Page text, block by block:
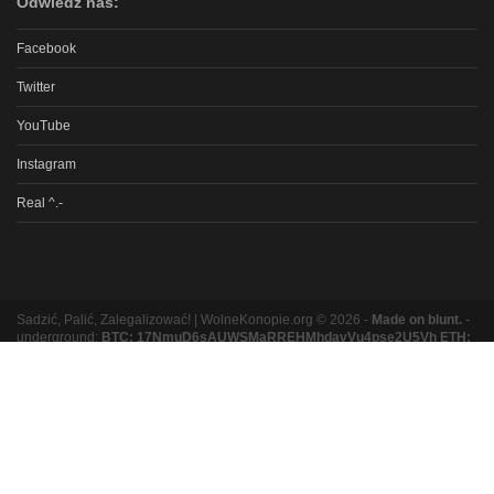
Facebook
Twitter
YouTube
Instagram
Real ^.-
Sadzić, Palić, Zalegalizować! | WolneKonopie.org © 2026 - Made on blunt. -
underground: BTC: 17NmuD6sAUWSMaRREHMhdavVu4pse2U5Vh ETH: